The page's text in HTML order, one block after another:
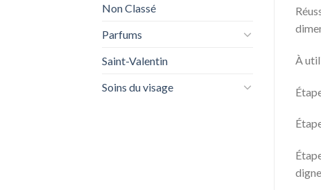
Non Classé
Parfums
Saint-Valentin
Soins du visage
À